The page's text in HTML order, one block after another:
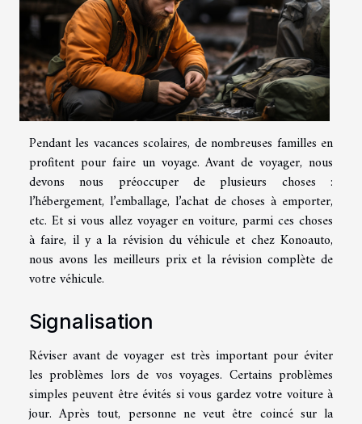
Pendant les vacances scolaires, de nombreuses familles en
profitent pour faire un voyage. Avant de voyager, nous
devons nous préoccuper de plusieurs choses :
l’hébergement, l’emballage, l’achat de choses à emporter,
etc. Et si vous allez voyager en voiture, parmi ces choses
à faire, il y a la révision du véhicule et chez Konoauto,
nous avons les meilleurs prix et la révision complète de
votre véhicule.
Signalisation
Réviser avant de voyager est très important pour éviter
les problèmes lors de vos voyages. Certains problèmes
simples peuvent être évités si vous gardez votre voiture à
jour. Après tout, personne ne veut être coincé sur la